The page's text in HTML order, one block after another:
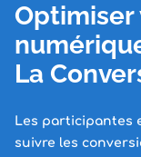
La
Les participantes
suivre les